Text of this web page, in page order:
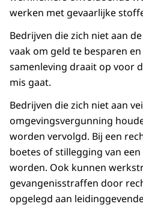
werken met gevaarlijke
Bedrijven die zich niet aan
vaak om geld te besparen
samenleving draait op voor
mis gaat.
Bedrijven die zich niet aan
omgevingsvergunning
worden vervolgd. Bij een
boetes of stillegging van
worden. Ook kunnen
gevangenisstraffen door
opgelegd aan